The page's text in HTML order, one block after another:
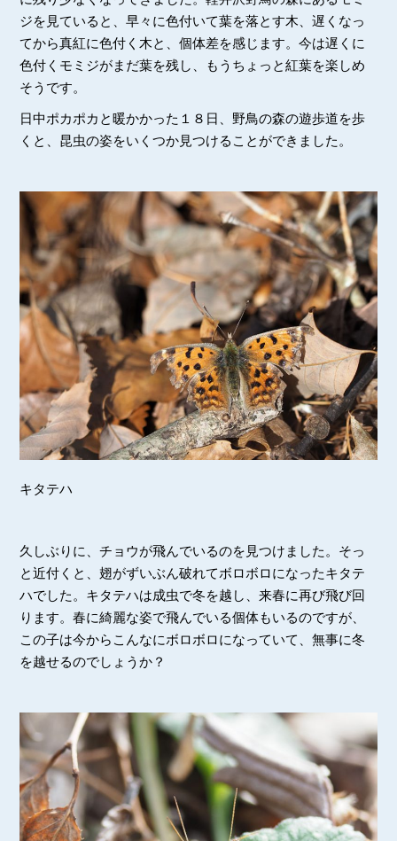
ジを見ていると、早々に色付いて葉を落とす木、遅くなっ
てから真紅に色付く木と、個体差を感じます。今は遅くに
色付くモミジがまだ葉を残し、もうちょっと紅葉を楽しめ
そうです。
日中ポカポカと暖かかった１８日、野鳥の森の遊歩道を歩
くと、昆虫の姿をいくつか見つけることができました。
キタテハ
久しぶりに、チョウが飛んでいるのを見つけました。そっ
と近付くと、翅がずいぶん破れてボロボロになったキタテ
ハでした。キタテハは成虫で冬を越し、来春に再び飛び回
ります。春に綺麗な姿で飛んでいる個体もいるのですが、
この子は今からこんなにボロボロになっていて、無事に冬
を越せるのでしょうか？